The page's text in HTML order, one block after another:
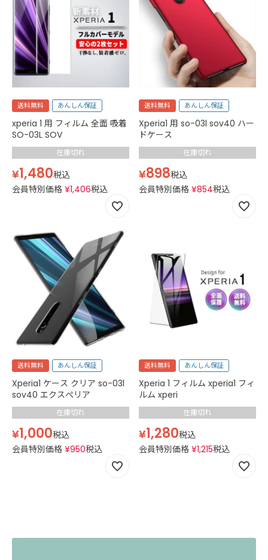
送料無料 あんしん保証
xperia 1 用 フィルム 全面 吸着
SO-03L SOV
在庫切れ
¥1,480税込
会員特別価格 ¥1,406税込
送料無料 あんしん保証
Xperia1 用 so-03l sov40 ハー
ドケース
在庫切れ
¥898税込
会員特別価格 ¥854税込
送料無料 あんしん保証
Xperia1 ケース クリア so-03l
sov40 エクスぺリア
在庫切れ
¥1,000税込
会員特別価格 ¥950税込
送料無料 あんしん保証
Xperia 1 フィルム xperia1 フィ
ルム xperi
在庫切れ
¥1,280税込
会員特別価格 ¥1,215税込